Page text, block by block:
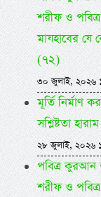
শরীফ ও
মাযহাবের
(৭২)
৩০ জুলাই, ২০২৬
মূর্তি নির্মাণ
সশ্লিষ্টতা
২৮ জুলাই, ২০২৬
পবিত্র কুরআন
শরীফ ও